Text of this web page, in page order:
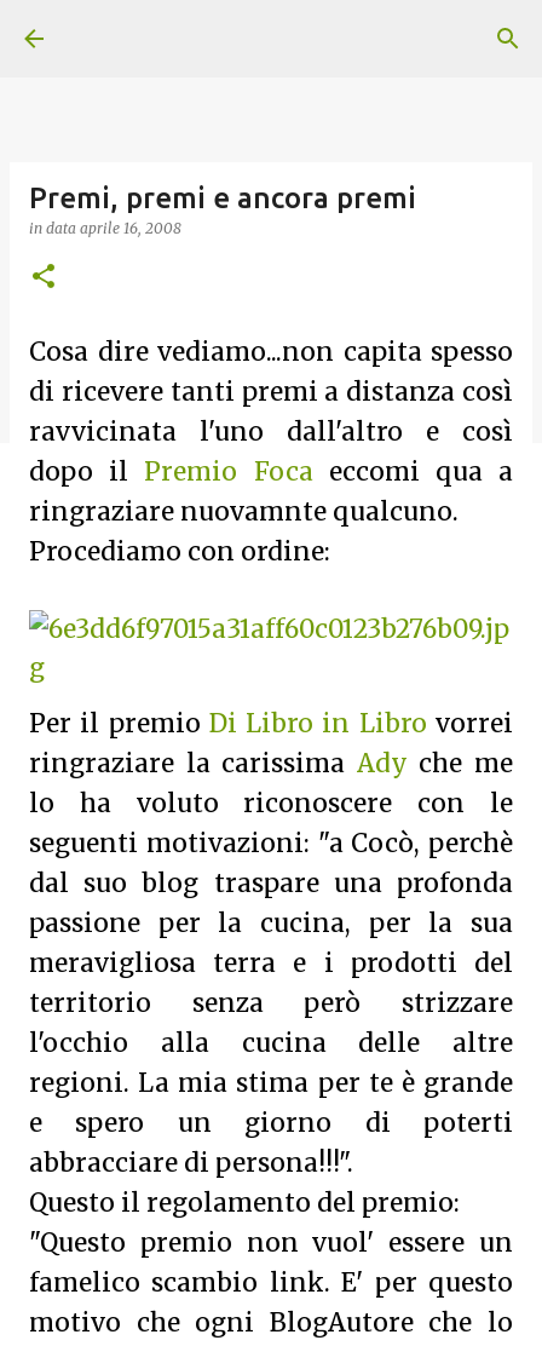
Premi, premi e ancora premi
in data aprile 16, 2008
Cosa dire vediamo...non capita spesso
di ricevere tanti premi a distanza così
ravvicinata l'uno dall'altro e così
dopo il Premio Focaeccomi qua a
ringraziare nuovamnte qualcuno.
Procediamo con ordine:
Per il premio Di Libro in Libro vorrei
ringraziare la carissima Ady che me
lo ha voluto riconoscere con le
seguenti motivazioni: "a Cocò, perchè
dal suo blog traspare una profonda
passione per la cucina, per la sua
meravigliosa terra e i prodotti del
territorio senza però strizzare
l'occhio alla cucina delle altre
regioni. La mia stima per te è grande
e spero un giorno di poterti
abbracciare di persona!!!".
Questo il regolamento del premio:
"Questo premio non vuol' essere un
famelico scambio link. E' per questo
motivo che ogni BlogAutore che lo